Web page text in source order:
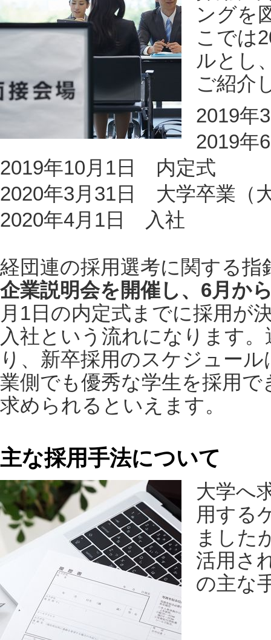
ングを
こでは
ルとし
ご紹介
2019年
2019年
2019年10月1日 内定式
2020年3月31日 大学卒業（
2020年4月1日 入社
経団連の採用選考に関する指
企業説明会を開催し、6月か
月1日の内定式までに採用が
入社という流れになります
り、新卒採用のスケジュー
業側でも優秀な学生を採用
求められるといえます。
主な採用手法について
大学へ
用する
ました
活用さ
の主な